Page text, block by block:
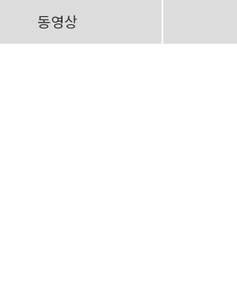
동영상